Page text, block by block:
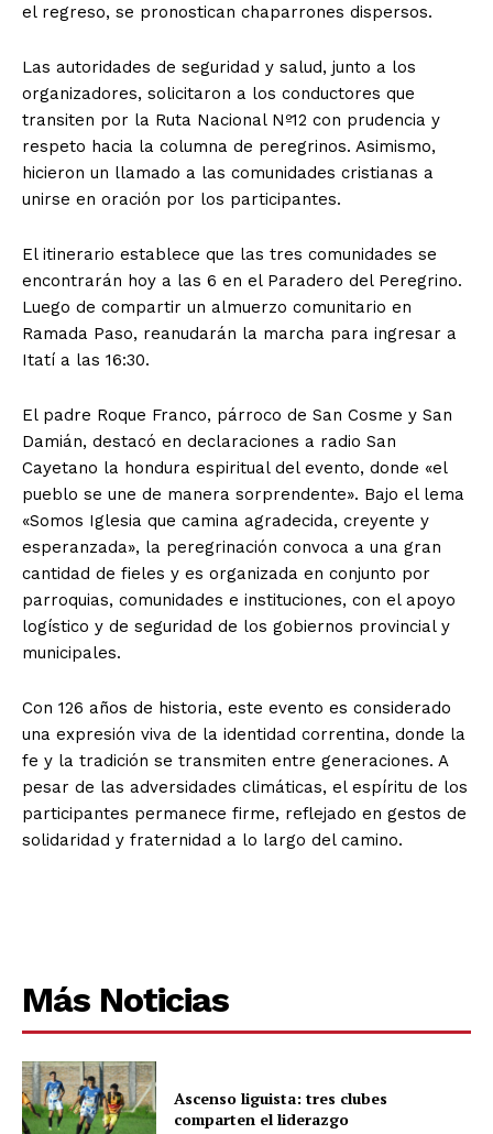
el regreso, se pronostican chaparrones dispersos.
Las autoridades de seguridad y salud, junto a los
organizadores, solicitaron a los conductores que
transiten por la Ruta Nacional Nº12 con prudencia y
respeto hacia la columna de peregrinos. Asimismo,
hicieron un llamado a las comunidades cristianas a
unirse en oración por los participantes.
El itinerario establece que las tres comunidades se
encontrarán hoy a las 6 en el Paradero del Peregrino.
Luego de compartir un almuerzo comunitario en
Ramada Paso, reanudarán la marcha para ingresar a
Itatí a las 16:30.
El padre Roque Franco, párroco de San Cosme y San
Damián, destacó en declaraciones a radio San
Cayetano la hondura espiritual del evento, donde «el
pueblo se une de manera sorprendente». Bajo el lema
«Somos Iglesia que camina agradecida, creyente y
esperanzada», la peregrinación convoca a una gran
cantidad de fieles y es organizada en conjunto por
parroquias, comunidades e instituciones, con el apoyo
logístico y de seguridad de los gobiernos provincial y
municipales.
Con 126 años de historia, este evento es considerado
una expresión viva de la identidad correntina, donde la
fe y la tradición se transmiten entre generaciones. A
pesar de las adversidades climáticas, el espíritu de los
participantes permanece firme, reflejado en gestos de
solidaridad y fraternidad a lo largo del camino.
Más Noticias
Ascenso liguista: tres clubes
comparten el liderazgo